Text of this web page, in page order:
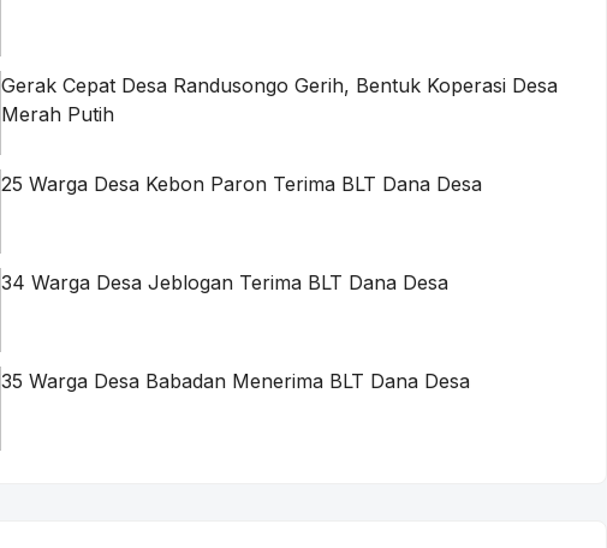
Gerak Cepat Desa Randusongo Gerih, Bentuk Koperasi Desa
Merah Putih
25 Warga Desa Kebon Paron Terima BLT Dana Desa
34 Warga Desa Jeblogan Terima BLT Dana Desa
35 Warga Desa Babadan Menerima BLT Dana Desa